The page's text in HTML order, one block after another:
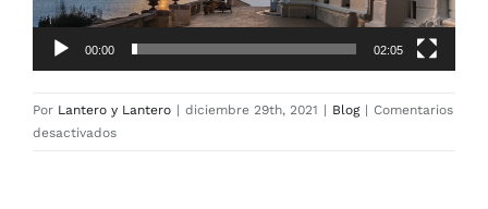
00:00 02:05
Por Lantero y Lantero | diciembre 29th, 2021 | Blog | Comentarios
desactivadosen